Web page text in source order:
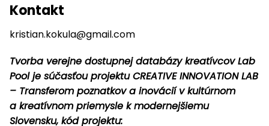
Kontakt
kristian.kokula@gmail.com
Tvorba verejne dostupnej databázy kreatívcov Lab
Pool je súčasťou projektu CREATIVE INNOVATION LAB
– Transferom poznatkov a inovácií v kultúrnom
a kreatívnom priemysle k modernejšiemu
Slovensku, kód projektu: